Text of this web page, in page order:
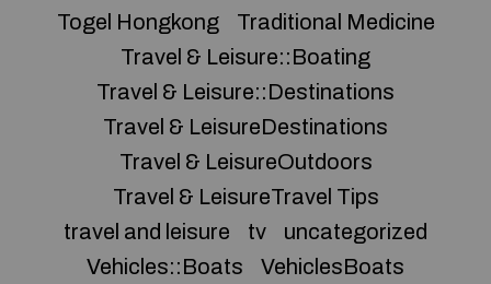
Togel Hongkong
Traditional Medicine
Travel & Leisure::Boating
Travel & Leisure::Destinations
Travel & LeisureDestinations
Travel & LeisureOutdoors
Travel & LeisureTravel Tips
travel and leisure
tv
uncategorized
Vehicles::Boats
VehiclesBoats